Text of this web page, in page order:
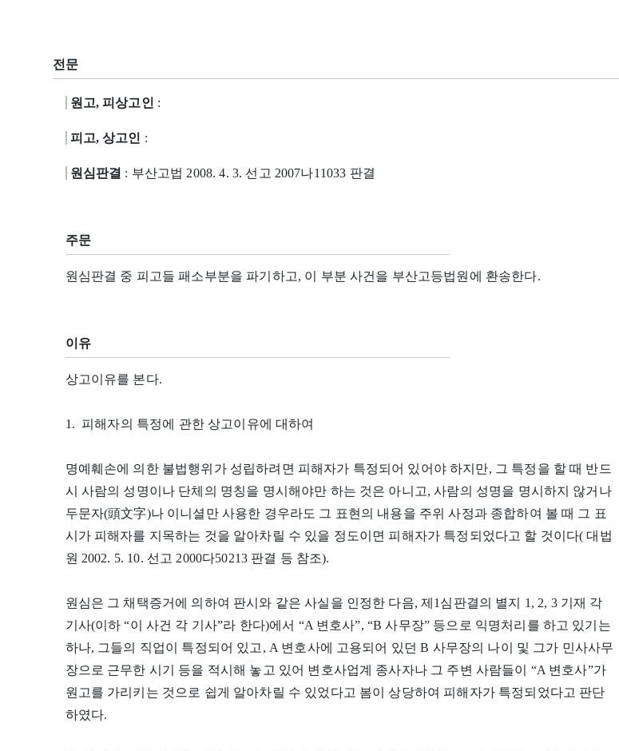
전문
원고, 피상고인 :
피고, 상고인 :
원심판결 : 부산고법 2008. 4. 3. 선고 2007나11033 판결
주문
원심판결 중 피고들 패소부분을 파기하고, 이 부분 사건을 부산고등법원에 환송한다.
이유
상고이유를 본다.
1. 피해자의 특정에 관한 상고이유에 대하여
명예훼손에 의한 불법행위가 성립하려면 피해자가 특정되어 있어야 하지만, 그 특정을 할 때 반드
시 사람의 성명이나 단체의 명칭을 명시해야만 하는 것은 아니고, 사람의 성명을 명시하지 않거나
두문자(頭文字)나 이니셜만 사용한 경우라도 그 표현의 내용을 주위 사정과 종합하여 볼 때 그 표
시가 피해자를 지목하는 것을 알아차릴 수 있을 정도이면 피해자가 특정되었다고 할 것이다( 대법
원 2002. 5. 10. 선고 2000다50213 판결 등 참조).
원심은 그 채택증거에 의하여 판시와 같은 사실을 인정한 다음, 제1심판결의 별지 1, 2, 3 기재 각
기사(이하 “이 사건 각 기사”라 한다)에서 “A 변호사”, “B 사무장” 등으로 익명처리를 하고 있기는
하나, 그들의 직업이 특정되어 있고, A 변호사에 고용되어 있던 B 사무장의 나이 및 그가 민사사무
장으로 근무한 시기 등을 적시해 놓고 있어 변호사업계 종사자나 그 주변 사람들이 “A 변호사”가
원고를 가리키는 것으로 쉽게 알아차릴 수 있었다고 봄이 상당하여 피해자가 특정되었다고 판단
하였다.